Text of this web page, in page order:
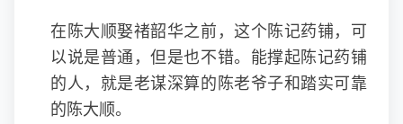
在陈大顺娶禇韶华之前，这个陈记药铺，可
以说是普通，但是也不错。能撑起陈记药铺
的人，就是老谋深算的陈老爷子和踏实可靠
的陈大顺。